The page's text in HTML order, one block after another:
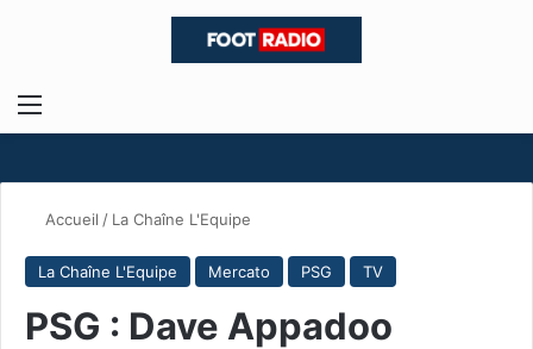
Menu
Accueil / La Chaîne L'Equipe
La Chaîne L'Equipe Mercato PSG TV
PSG : Dave Appadoo